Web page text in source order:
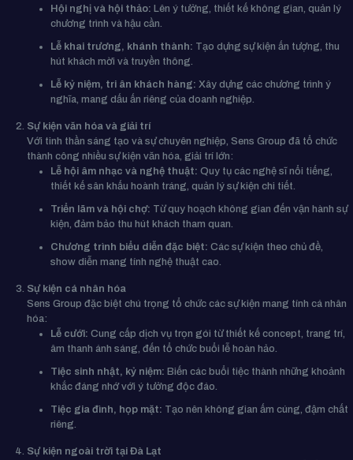
Hội nghị và hội thảo: Lên ý tưởng, thiết kế không gian, quản lý
chương trình và hậu cần.
Lễ khai trương, khánh thành: Tạo dựng sự kiện ấn tượng, thu
hút khách mời và truyền thông.
Lễ kỷ niệm, tri ân khách hàng: Xây dựng các chương trình ý
nghĩa, mang dấu ấn riêng của doanh nghiệp.
Sự kiện văn hóa và giải trí
Với tinh thần sáng tạo và sự chuyên nghiệp, Sens Group đã tổ chức
thành công nhiều sự kiện văn hóa, giải trí lớn:
Lễ hội âm nhạc và nghệ thuật: Quy tụ các nghệ sĩ nổi tiếng,
thiết kế sân khấu hoành tráng, quản lý sự kiện chi tiết.
Triển lãm và hội chợ: Từ quy hoạch không gian đến vận hành sự
kiện, đảm bảo thu hút khách tham quan.
Chương trình biểu diễn đặc biệt: Các sự kiện theo chủ đề,
show diễn mang tính nghệ thuật cao.
Sự kiện cá nhân hóa
Sens Group đặc biệt chú trọng tổ chức các sự kiện mang tính cá nhân
hóa:
Lễ cưới: Cung cấp dịch vụ trọn gói từ thiết kế concept, trang trí,
âm thanh ánh sáng, đến tổ chức buổi lễ hoàn hảo.
Tiệc sinh nhật, kỷ niệm: Biến các buổi tiệc thành những khoảnh
khắc đáng nhớ với ý tưởng độc đáo.
Tiệc gia đình, họp mặt: Tạo nên không gian ấm cúng, đậm chất
riêng.
Sự kiện ngoài trời tại Đà Lạt